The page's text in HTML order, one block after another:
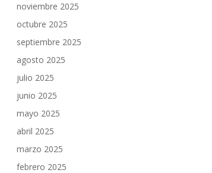
noviembre 2025
octubre 2025
septiembre 2025
agosto 2025
julio 2025
junio 2025
mayo 2025
abril 2025
marzo 2025
febrero 2025